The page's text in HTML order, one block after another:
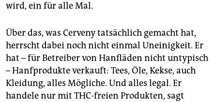
wird, ein für alle Mal.
Über das, was Cerveny tatsächlich gemacht hat,
herrscht dabei noch nicht einmal Uneinigkeit. Er
hat – für Betreiber von Hanfläden nicht untypisch
– Hanfprodukte verkauft: Tees, Öle, Kekse, auch
Kleidung, alles Mögliche. Und alles legal. Er
handele nur mit THC-freien Produkten, sagt